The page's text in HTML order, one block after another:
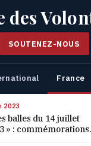
des
SOUTENEZ-NOUS
France
2023
balles du 14 juillet
» : commémorations
les 70 ans de ce